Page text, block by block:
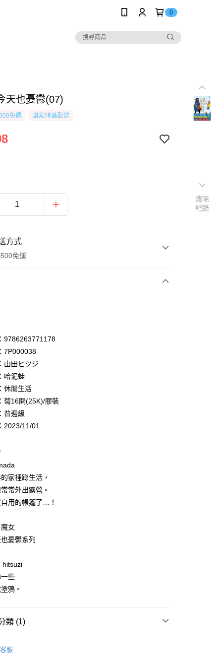
0
天也憂鬱(07)
免運 國家/地區配送
方式
免運
款
後付
付是「在收到商品之後才付款」的支付方式。 讓您購物簡單
不需註冊會員、不需綁卡、不需儲值。
只要手機號碼，簡訊認證，即可結帳。
確認商品／服務後，再付款。
式選擇「AFTEE先享後付」後，將跳轉至「AFTEE先享後
，進行簡訊認證並確認金額後，即可完成結帳。
數日內，您將收到繳費通知簡訊。
通知簡訊後14天內，點擊此簡訊中的連結，可透過四大超商
銀行／等多元方式進行付款，方視為交易完成。
帳手續完成當下不需立刻繳費，但若您需要取消訂單，請聯
店家。未經商家同意取消之訂單仍視為有效，需透過AFTEE
相關費用。
功請以「AFTEE先享後付 」之結帳頁面顯示為準，若有關於
心」
沛科技股份有限公司提供之「AFTEE先享後付」服務完成之
服務之必要範圍內提供個人資料，並將交易相關給付款項請
恩沛科技股份有限公司。
人資料處理事宜，請瀏覽以下網址：
terms/#terms3
使用者請事先徵得法定代理人或監護人之同意方可使用
先享後付」時，將依據個別帳號之用戶狀況，依本公司
不同之上限額度；若仍有額度不足之情形，本公司將視審查
股份有限公司將有權停止該用戶之使用額度並採取法律行
款
，滿NT$500(含以上)免運費
貨
款
滿NT$500(含以上)免運費
取貨
滿NT$500(含以上)免運費
款
滿NT$500(含以上)免運費
貨
滿NT$500(含以上)免運費
，滿NT$800(含以上)免運費
田ヒツジ
哈泥蛙
閒生活
16開(25K)/膠裝
遍級
2023/11/01
家裡蹲生活，
常外出露營。
用的帳篷了…！
女
憂鬱系列
些
鴉。
類 (1)
客服
清除
紀錄